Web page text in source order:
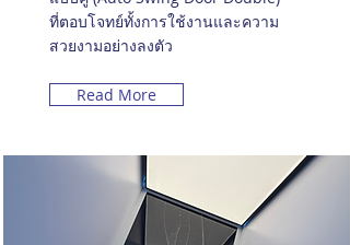
ที่ตอบโจทย์ทั้งการใช้งานและความ
สวยงามอย่างลงตัว
Read More